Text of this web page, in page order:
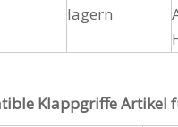
lagern
Klappgriffe Artikel